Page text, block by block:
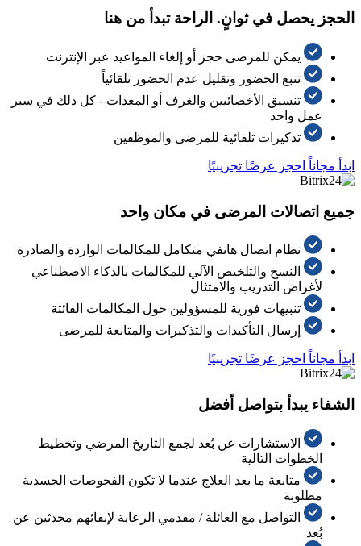
الحجز يحصل في ثوانٍ. الراحة تبدأ من هنا
يمكن للمرضى حجز أو إلغاء المواعيد عبر الإنترنت
تتبع الحضور وتقليل عدم الحضور تلقائياً
تنسيق الأخصائيين والغرف أو المعدات - كل ذلك في سير
عمل واحد
تذكيرات تلقائية للمرضى والموظفين
ابدأ مجاناً احجز عرضًا تجريبيًا
جميع اتصالات المرضى في مكان واحد
نظام اتصال هاتفي متكامل للمكالمات الواردة والصادرة
النسخ والتلخيص الآلي للمكالمات بالذكاء الاصطناعي
لأغراض التدريب والامتثال
تنبيهات فورية للمسؤولين حول المكالمات الفائتة
إرسال التأكيدات والتذكيرات والمتابعة للمرضى
ابدأ مجاناً احجز عرضًا تجريبيًا
الشفاء يبدأ بتواصل أفضل
الاستشارات عن بُعد لجمع التاريخ المرضي وتخطيط
الخطوات التالية
متابعة ما بعد العلاج عندما لا تكون الفحوصات الجسدية
مطلوبة
التواصل مع العائلة / مقدمي الرعاية لإبقائهم محدثين عن
بُعد